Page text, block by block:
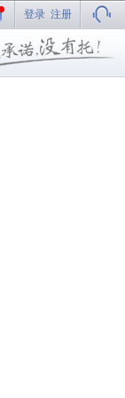
登录 注册